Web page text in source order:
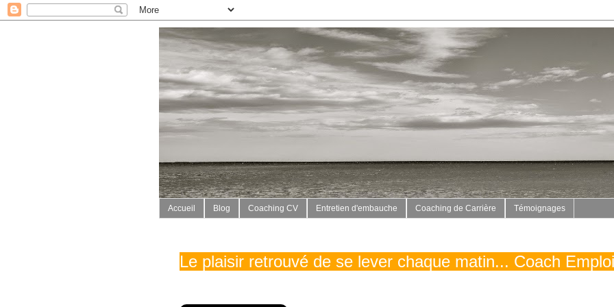
Accueil Blog Coaching CV Entretien d'embauche Coaching de Carrière Témoignages
Le plaisir retrouvé de se lever chaque matin... Coach Emploi